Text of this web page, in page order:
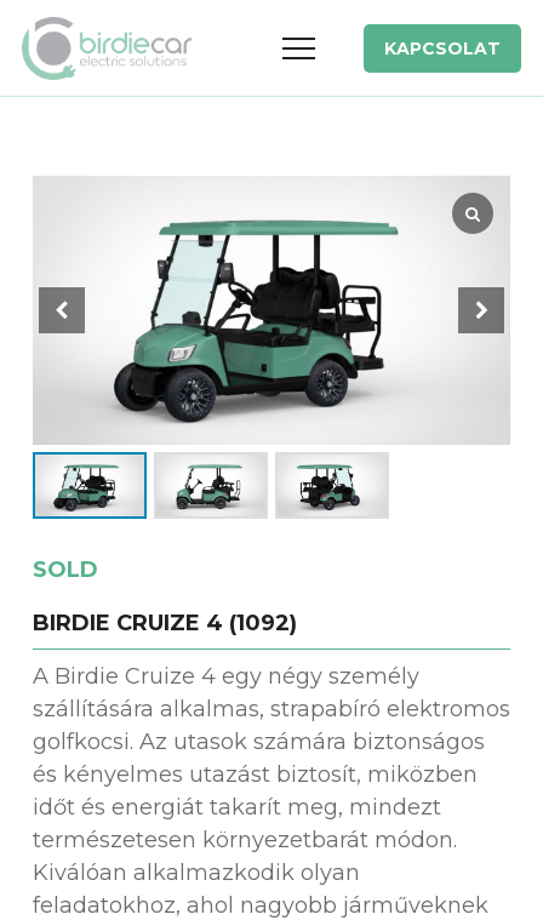
KAPCSOLAT
SOLD
BIRDIE CRUIZE 4 (1092)
A Birdie Cruize 4 egy négy személy
szállítására alkalmas, strapabíró elektromos
golfkocsi. Az utasok számára biztonságos
és kényelmes utazást biztosít, miközben
időt és energiát takarít meg, mindezt
természetesen környezetbarát módon.
Kiválóan alkalmazkodik olyan
feladatokhoz, ahol nagyobb járműveknek